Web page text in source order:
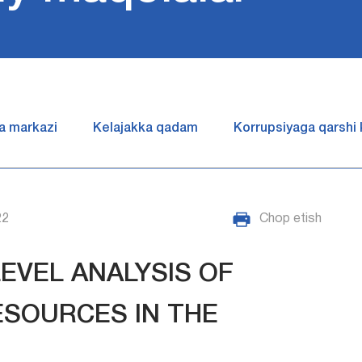
markazi Kelajakka qadam Korrupsiyaga qarshi
Chop etish
ANALYSIS OF
IN THE